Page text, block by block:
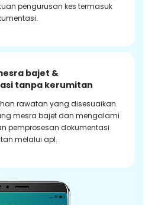
pengurusan kes termasuk
bajet &
tanpa kerumitan
rawatan yang disesuaikan.
mesra bajet dan mengalami
pemprosesan dokumentasi
melalui apl.